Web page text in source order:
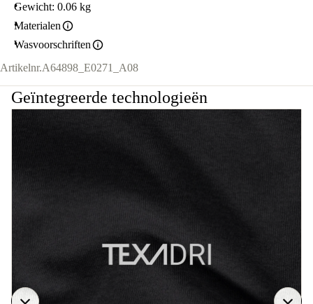
Gewicht: 0.06 kg
Materialen
Wasvoorschriften
Artikelnr.A64898_E0271_A08
Geïntegreerde technologieën